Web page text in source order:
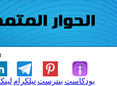
تيلكرامبنترست بودكاست